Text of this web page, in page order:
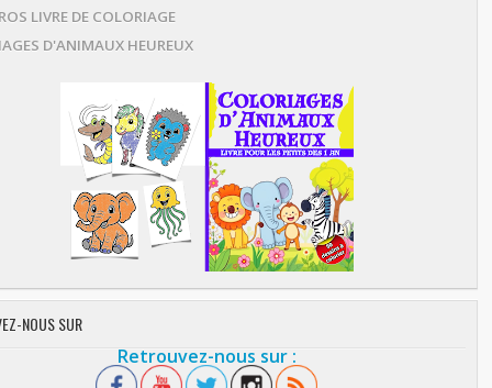
LIVRE DE COLORIAGE
D'ANIMAUX HEUREUX
NOUS SUR
Retrouvez-nous sur :